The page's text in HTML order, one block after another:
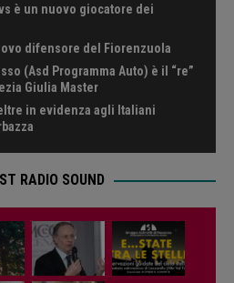
è un nuovo giocatore dei
difensore del Fiorenzuola
(Asd Programma Auto) è il “re”
Giulia Master
in evidenza agli Italiani
RADIO SOUND